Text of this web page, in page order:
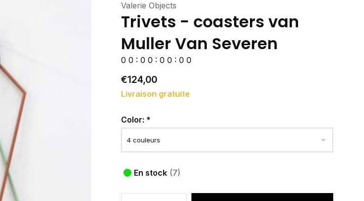
Valerie Objects
Trivets - coasters van
Muller Van Severen
0 0 : 0 0 : 0 0 : 0 0
€124,00
Livraison gratuite
Color: *
En stock (7)